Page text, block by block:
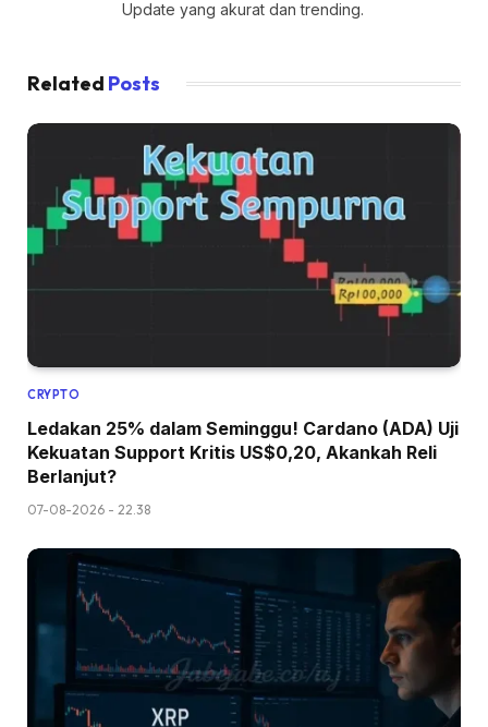
Update yang akurat dan trending.
Related Posts
CRYPTO
Ledakan 25% dalam Seminggu! Cardano (ADA) Uji
Kekuatan Support Kritis US$0,20, Akankah Reli
Berlanjut?
07-08-2026 - 22.38